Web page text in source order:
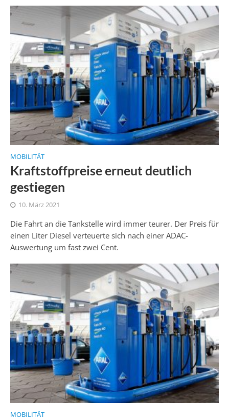
MOBILITÄT
Kraftstoffpreise erneut deutlich
gestiegen
10. März 2021
Die Fahrt an die Tankstelle wird immer teurer. Der Preis für
einen Liter Diesel verteuerte sich nach einer ADAC-
Auswertung um fast zwei Cent.
MOBILITÄT